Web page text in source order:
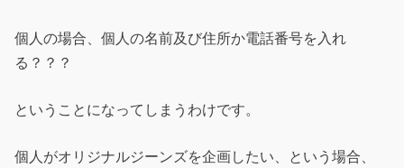
個人の場合、個人の名前及び住所か電話番号を入れ
る？？？
ということになってしまうわけです。
個人がオリジナルジーンズを企画したい、という場合、